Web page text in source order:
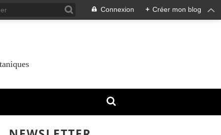
Connexion + Créer mon blog